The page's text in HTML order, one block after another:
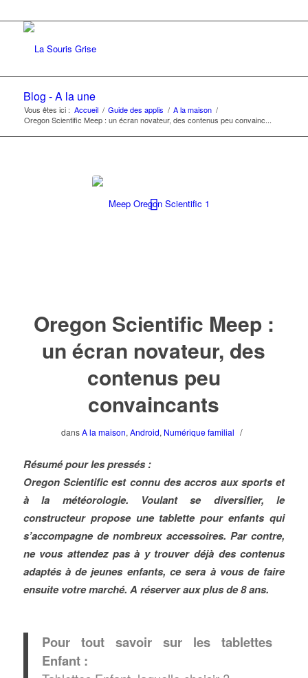
Blog - A la une
Vous êtes ici : Accueil / Guide des applis / A la maison /
Oregon Scientific Meep : un écran novateur, des contenus peu convainc...
Oregon Scientific Meep :
un écran novateur, des
contenus peu
convaincants
dansA la maison,Android, Numérique familial /
Résumé pour les pressés :
Oregon Scientific est connu des accros aux sports et
à la météorologie. Voulant se diversifier, le
constructeur propose une tablette pour enfants qui
s’accompagne de nombreux accessoires. Par contre,
ne vous attendez pas à y trouver déjà des contenus
adaptés à de jeunes enfants, ce sera à vous de faire
ensuite votre marché. A réserver aux plus de 8 ans.
Pour tout savoir sur les tablettes
Enfant :